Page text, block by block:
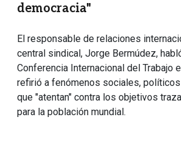
democracia"
El responsable de relaciones
central sindical, Jorge Bermúdez,
Conferencia Internacional del Trabajo
refirió a fenómenos sociales,
que "atentan" contra los objetivos
para la población mundial.